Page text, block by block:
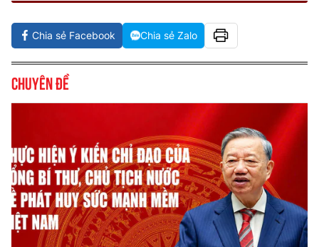
Chia sẻ Facebook Chia sẻ Zalo
Chuyên đề